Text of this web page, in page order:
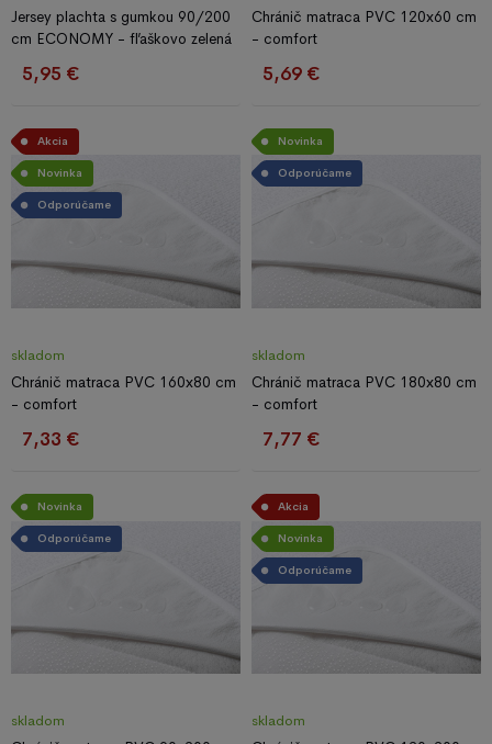
Jersey plachta s gumkou 90/200
cm ECONOMY - fľaškovo zelená
5,95 €
Chránič matraca PVC 120x60 cm
- comfort
5,69 €
Akcia
Novinka
Odporúčame
skladom
Chránič matraca PVC 160x80 cm
- comfort
7,33 €
Novinka
Odporúčame
skladom
Chránič matraca PVC 180x80 cm
- comfort
7,77 €
Novinka
Odporúčame
skladom
Akcia
Novinka
Odporúčame
skladom